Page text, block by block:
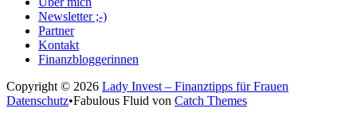
Newsletter ;-)
Partner
Kontakt
Finanzbloggerinnen
Copyright © 2026 Lady Invest – Finanztipps für Frauen
Datenschutz•Fabulous Fluid von Catch Themes